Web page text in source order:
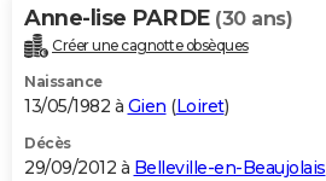
Anne-lise PARDE (30 ans)
Créer une cagnotte obsèques
Naissance
13/05/1982 à Gien (Loiret)
Décès
29/09/2012 à Belleville-en-Beaujolais